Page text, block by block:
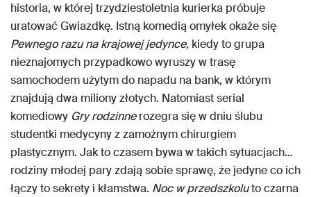
historia, w której trzydziestoletnia kurierka próbuje
uratować Gwiazdkę. Istną komedią omyłek okaże się
Pewnego razu na krajowej jedynce, kiedy to grupa
nieznajomych przypadkowo wyruszy w trasę
samochodem użytym do napadu na bank, w którym
znajdują dwa miliony złotych. Natomiast serial
komediowy Gry rodzinnerozegra się w dniu ślubu
studentki medycyny z zamożnym chirurgiem
plastycznym. Jak to czasem bywa w takich sytuacjach…
rodziny młodej pary zdają sobie sprawę, że jedyne co ich
łączy to sekrety i kłamstwa. Noc w przedszkoluto czarna